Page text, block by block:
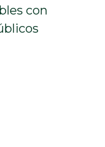
con